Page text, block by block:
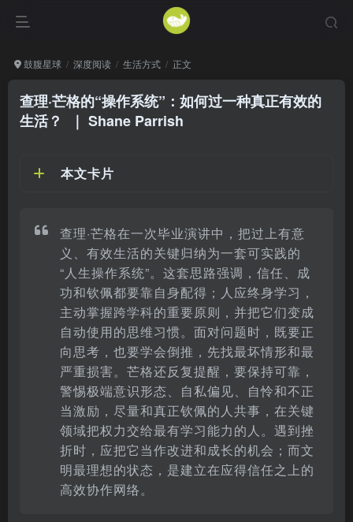
鼓腹星球 深度阅读 生活方式 正文
查理·芒格的“操作系统”：如何过一种真正有效的
生活？
｜ Shane Parrish
本文卡片
查理·芒格在一次毕业演讲中，把过上有意
义、有效生活的关键归纳为一套可实践的
“人生操作系统”。这套思路强调，信任、成
功和钦佩都要靠自身配得；人应终身学习，
主动掌握跨学科的重要原则，并把它们变成
自动使用的思维习惯。面对问题时，既要正
向思考，也要学会倒推，先找最坏情形和最
严重损害。芒格还反复提醒，要保持可靠，
警惕极端意识形态、自私偏见、自怜和不正
当激励，尽量和真正钦佩的人共事，在关键
领域把权力交给最有学习能力的人。遇到挫
折时，应把它当作改进和成长的机会；而文
明最理想的状态，是建立在应得信任之上的
高效协作网络。